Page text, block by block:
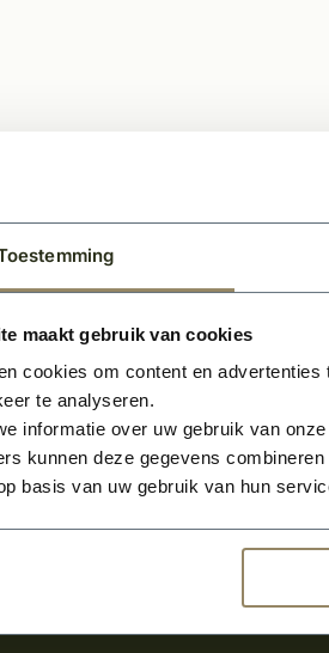
maakt gebruik van cookies
cookies om content en
te analyseren.
informatie over uw gebruik van
kunnen deze gegevens
basis van uw gebruik van hun
het laatste nieuws